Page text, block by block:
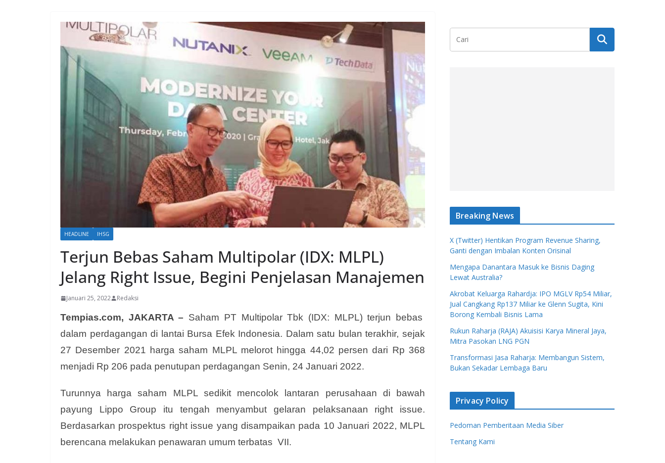
HEADLINE IHSG
Terjun Bebas Saham Multipolar (IDX: MLPL)
Jelang Right Issue, Begini Penjelasan Manajemen
Januari 25, 2022 Redaksi
Tempias.com, JAKARTA – Saham PT Multipolar Tbk (IDX: MLPL) terjun bebas
dalam perdagangan di lantai Bursa Efek Indonesia. Dalam satu bulan terakhir, sejak
27 Desember 2021 harga saham MLPL melorot hingga 44,02 persen dari Rp 368
menjadi Rp 206 pada penutupan perdagangan Senin, 24 Januari 2022.
Turunnya harga saham MLPL sedikit mencolok lantaran perusahaan di bawah
payung Lippo Group itu tengah menyambut gelaran pelaksanaan right issue.
Berdasarkan prospektus right issue yang disampaikan pada 10 Januari 2022, MLPL
berencana melakukan penawaran umum terbatas VII.
Breaking News
X (Twitter) Hentikan Program Revenue Sharing,
Ganti dengan Imbalan Konten Orisinal
Mengapa Danantara Masuk ke Bisnis Daging
Lewat Australia?
Akrobat Keluarga Rahardja: IPO MGLV Rp54 Miliar,
Jual Cangkang Rp137 Miliar ke Glenn Sugita, Kini
Borong Kembali Bisnis Lama
Rukun Raharja (RAJA) Akuisisi Karya Mineral Jaya,
Mitra Pasokan LNG PGN
Transformasi Jasa Raharja: Membangun Sistem,
Bukan Sekadar Lembaga Baru
Privacy Policy
Pedoman Pemberitaan Media Siber
Tentang Kami